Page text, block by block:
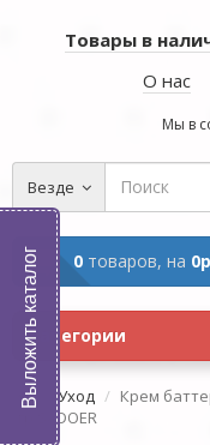
Товары в
О нас
Мы в
Везде
0 товаров, на
Категории
Уход
Крем
гр.SADOER
Выложить каталог